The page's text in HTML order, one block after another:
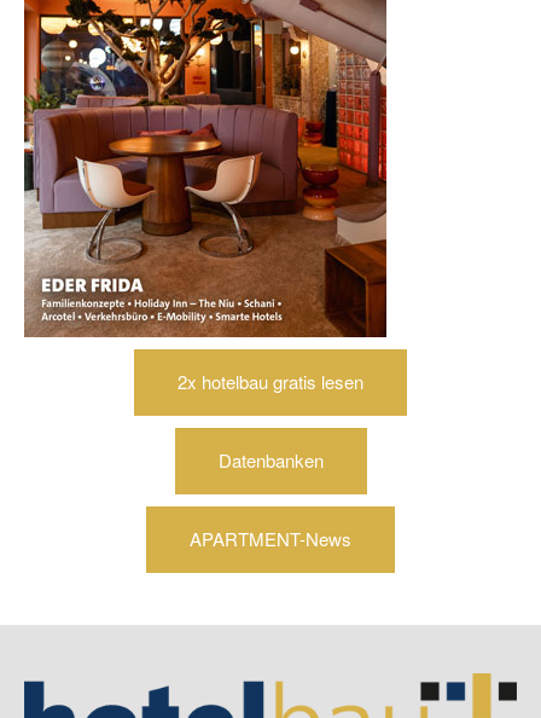
2x hotelbau gratis lesen
Datenbanken
APARTMENT-News